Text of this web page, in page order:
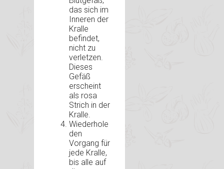
das sich im
Inneren der
Kralle
befindet,
nicht zu
verletzen.
Dieses
Gefäß
erscheint
als rosa
Strich in der
Kralle.
Wiederhole
den
Vorgang für
jede Kralle,
bis alle auf